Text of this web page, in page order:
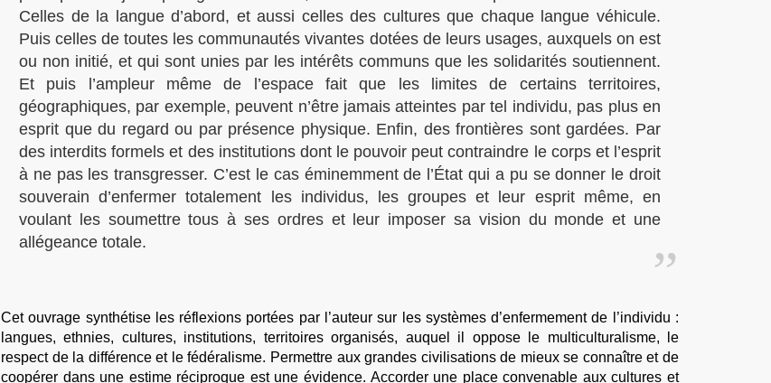
Celles de la langue d’abord, et aussi celles des cultures que chaque langue véhicule.
Puis celles de toutes les communautés vivantes dotées de leurs usages, auxquels on est
ou non initié, et qui sont unies par les intérêts communs que les solidarités soutiennent.
Et puis l’ampleur même de l’espace fait que les limites de certains territoires,
géographiques, par exemple, peuvent n’être jamais atteintes par tel individu, pas plus en
esprit que du regard ou par présence physique. Enfin, des frontières sont gardées. Par
des interdits formels et des institutions dont le pouvoir peut contraindre le corps et l’esprit
à ne pas les transgresser. C’est le cas éminemment de l’État qui a pu se donner le droit
souverain d’enfermer totalement les individus, les groupes et leur esprit même, en
voulant les soumettre tous à ses ordres et leur imposer sa vision du monde et une
allégeance totale.
Cet ouvrage synthétise les réflexions portées par l’auteur sur les systèmes d’enfermement de l’individu :
langues, ethnies, cultures, institutions, territoires organisés, auquel il oppose le multiculturalisme, le
respect de la différence et le fédéralisme. Permettre aux grandes civilisations de mieux se connaître et de
coopérer dans une estime réciproque est une évidence. Accorder une place convenable aux cultures et